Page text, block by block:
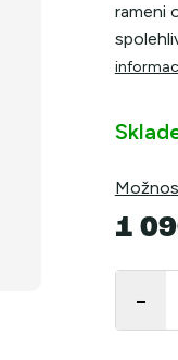
rameni
1